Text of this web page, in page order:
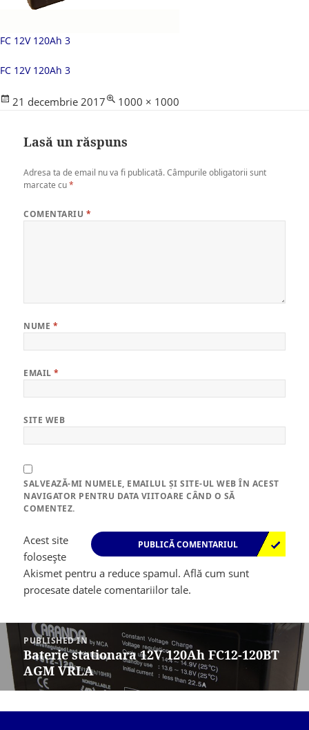
FC 12V 120Ah 3
FC 12V 120Ah 3
Posted
21 decembrie 2017
Full
1000 × 1000
Lasă un răspuns
Adresa ta de email nu va fi publicată. Câmpurile obligatorii sunt
marcate cu*
COMENTARIU *
NUME *
EMAIL*
SITE WEB
SALVEAZĂ-MI NUMELE, EMAILUL ȘI SITE-UL WEB ÎN ACEST
NAVIGATOR PENTRU DATA VIITOARE CÂND O SĂ
COMENTEZ.
Acest site
folosește
Akismet pentru a reduce spamul.Află cum sunt
procesate datele comentariilor tale.
Navigare
în
articole
PUBLISHED IN
Baterie stationara 12V 120Ah FC12-120BT
AGM VRLA